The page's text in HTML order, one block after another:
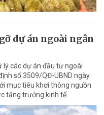
dự án ngoài ngân
lý các dự án đầu tư ngoài
số 3509/QĐ-UBND ngày
mục tiêu khơi thông nguồn
tăng trưởng kinh tế.